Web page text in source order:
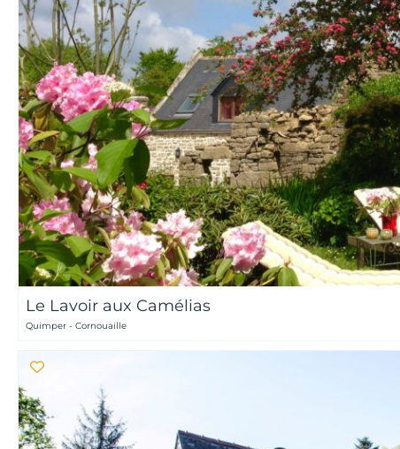
Le Lavoir aux Camélias
Quimper - Cornouaille